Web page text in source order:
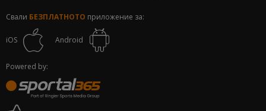
Свали БЕЗПЛАТНОТО приложение за:
iOS Android
Powered by: